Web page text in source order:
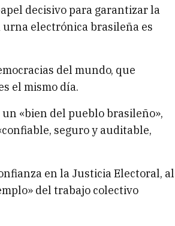
decisivo para garantizar la
electrónica brasileña es
del mundo, que
el mismo día.
«bien del pueblo brasileño»,
seguro y auditable,
en la Justicia Electoral, al
del trabajo colectivo